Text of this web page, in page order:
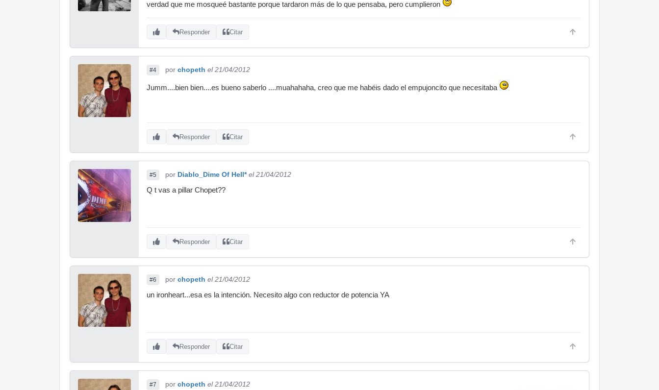
verdad que me mosqueé bastante porque tardaron más de lo que pensaba, pero cumplieron
Responder Citar
#4 por chopeth el 21/04/2012
Jumm....bien bien....es bueno saberlo ....muahahaha, creo que me habéis dado el empujoncito que necesitaba
Responder Citar
#5 por Diablo_Dime Of Hell* el 21/04/2012
Q t vas a pillar Chopet??
Responder Citar
#6 por chopeth el 21/04/2012
un ironheart...esa es la intención. Necesito algo con reductor de potencia YA
Responder Citar
#7 por chopeth el 21/04/2012